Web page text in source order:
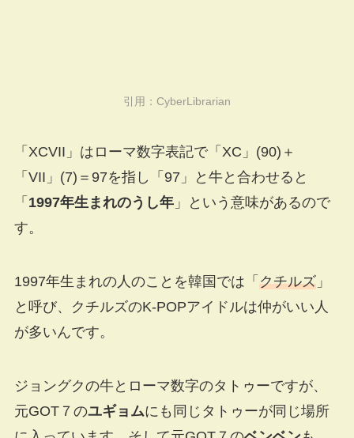
引用： CyberLibrarian
「XCVII」はローマ数字表記で「XC」(90)＋
「VII」(7)＝97を指し「97」と牛と合わせると
「 1997年生まれのうし年」という意味があるので
す。
1997年生まれの人のことを韓国では「 クチルズ」
と呼び、クチルズのK-POPアイドルは仲がいい人
が多いんです。
ジョングクの牛とローマ数字のタトゥーですが、
元GOT７のユギョムにも同じタトゥーが同じ場所